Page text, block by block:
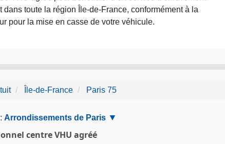
dans toute la région Île-de-France, conformément à la
pour la mise en casse de votre véhicule.
Île-de-France Paris 75
Arrondissements de Paris
centre VHU agréé